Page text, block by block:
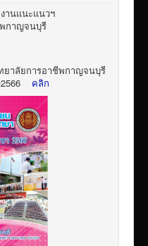
านแนะแนวฯ
กาญจนบุรี
ยาลัยการอาชีพกาญจนบุรี
คลิก